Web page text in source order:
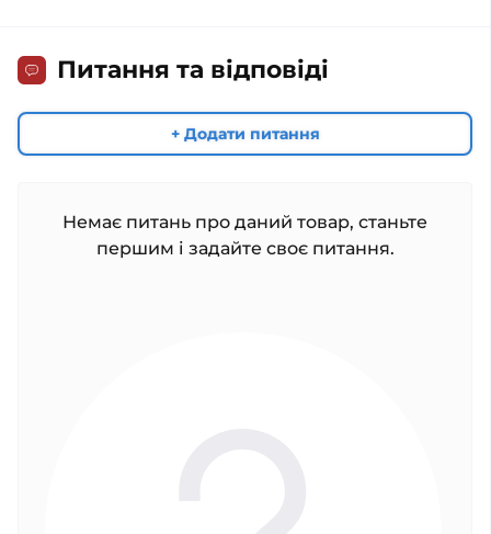
Питання та відповіді
+ Додати питання
Немає питань про даний товар, станьте
першим і задайте своє питання.